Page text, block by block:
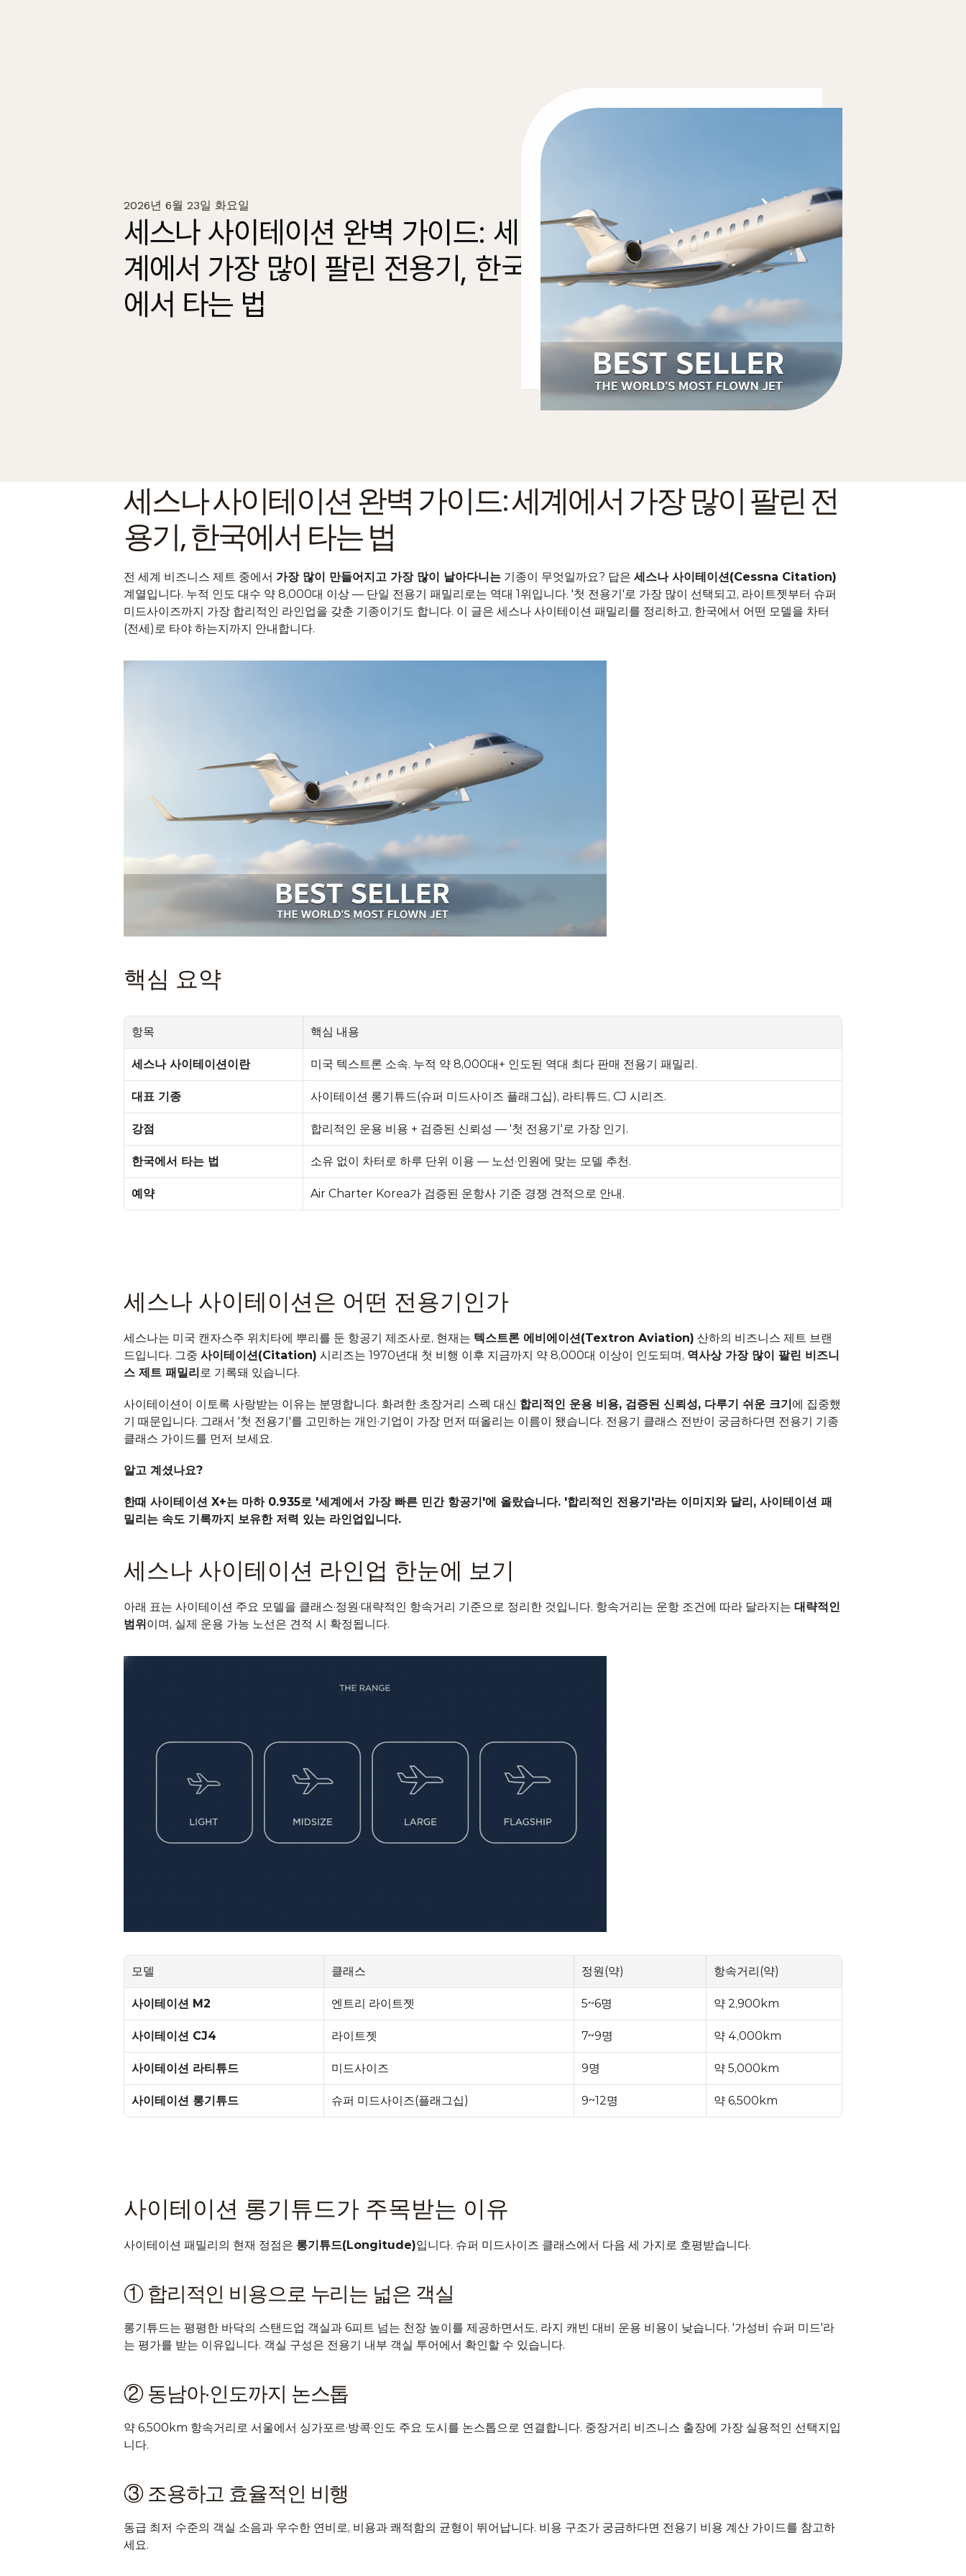
2026년 6월 23일 화요일
세스나 사이테이션 완벽 가이드: 세
계에서 가장 많이 팔린 전용기, 한국
에서 타는 법
세스나 사이테이션 완벽 가이드: 세계에서 가장 많이 팔린 전
용기, 한국에서 타는 법
전 세계 비즈니스 제트 중에서 가장 많이 만들어지고 가장 많이 날아다니는 기종이 무엇일까요? 답은 세스나 사이테이션(Cessna Citation)
계열입니다. 누적 인도 대수 약 8,000대 이상 — 단일 전용기 패밀리로는 역대 1위입니다. '첫 전용기'로 가장 많이 선택되고, 라이트젯부터 슈퍼
미드사이즈까지 가장 합리적인 라인업을 갖춘 기종이기도 합니다. 이 글은 세스나 사이테이션 패밀리를 정리하고, 한국에서 어떤 모델을 차터
(전세)로 타야 하는지까지 안내합니다.
핵심 요약
항목 핵심 내용
세스나 사이테이션이란 미국 텍스트론 소속. 누적 약 8,000대+ 인도된 역대 최다 판매 전용기 패밀리.
대표 기종 사이테이션 롱기튜드(슈퍼 미드사이즈 플래그십), 라티튜드, CJ 시리즈.
강점 합리적인 운용 비용 + 검증된 신뢰성 — '첫 전용기'로 가장 인기.
한국에서 타는 법 소유 없이 차터로 하루 단위 이용 — 노선·인원에 맞는 모델 추천.
예약 Air Charter Korea가 검증된 운항사 기준 경쟁 견적으로 안내.
세스나 사이테이션은 어떤 전용기인가
세스나는 미국 캔자스주 위치타에 뿌리를 둔 항공기 제조사로, 현재는 텍스트론 에비에이션(Textron Aviation) 산하의 비즈니스 제트 브랜
드입니다. 그중 사이테이션(Citation) 시리즈는 1970년대 첫 비행 이후 지금까지 약 8,000대 이상이 인도되며, 역사상 가장 많이 팔린 비즈니
스 제트 패밀리로 기록돼 있습니다.
사이테이션이 이토록 사랑받는 이유는 분명합니다. 화려한 초장거리 스펙 대신 합리적인 운용 비용, 검증된 신뢰성, 다루기 쉬운 크기에 집중했
기 때문입니다. 그래서 '첫 전용기'를 고민하는 개인·기업이 가장 먼저 떠올리는 이름이 됐습니다. 전용기 클래스 전반이 궁금하다면 전용기 기종
클래스 가이드를 먼저 보세요.
알고 계셨나요?
한때 사이테이션 X+는 마하 0.935로 '세계에서 가장 빠른 민간 항공기'에 올랐습니다. '합리적인 전용기'라는 이미지와 달리, 사이테이션 패
밀리는 속도 기록까지 보유한 저력 있는 라인업입니다.
세스나 사이테이션 라인업 한눈에 보기
아래 표는 사이테이션 주요 모델을 클래스·정원·대략적인 항속거리 기준으로 정리한 것입니다. 항속거리는 운항 조건에 따라 달라지는 대략적인
범위이며, 실제 운용 가능 노선은 견적 시 확정됩니다.
모델 클래스 정원(약) 항속거리(약)
사이테이션 M2 엔트리 라이트젯 5~6명 약 2,900km
사이테이션 CJ4 라이트젯 7~9명 약 4,000km
사이테이션 라티튜드 미드사이즈 9명 약 5,000km
사이테이션 롱기튜드 슈퍼 미드사이즈(플래그십) 9~12명 약 6,500km
사이테이션 롱기튜드가 주목받는 이유
사이테이션 패밀리의 현재 정점은 롱기튜드(Longitude)입니다. 슈퍼 미드사이즈 클래스에서 다음 세 가지로 호평받습니다.
① 합리적인 비용으로 누리는 넓은 객실
롱기튜드는 평평한 바닥의 스탠드업 객실과 6피트 넘는 천장 높이를 제공하면서도, 라지 캐빈 대비 운용 비용이 낮습니다. '가성비 슈퍼 미드'라
는 평가를 받는 이유입니다. 객실 구성은 전용기 내부 객실 투어에서 확인할 수 있습니다.
② 동남아·인도까지 논스톱
약 6,500km 항속거리로 서울에서 싱가포르·방콕·인도 주요 도시를 논스톱으로 연결합니다. 중장거리 비즈니스 출장에 가장 실용적인 선택지입
니다.
③ 조용하고 효율적인 비행
동급 최저 수준의 객실 소음과 우수한 연비로, 비용과 쾌적함의 균형이 뛰어납니다. 비용 구조가 궁금하다면 전용기 비용 계산 가이드를 참고하
세요.